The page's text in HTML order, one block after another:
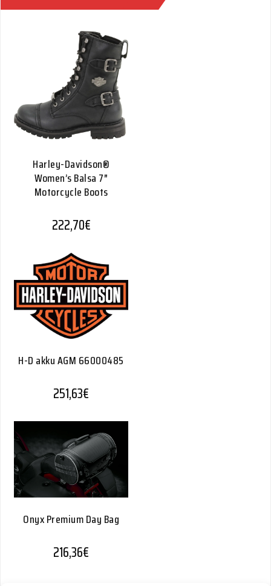
Harley-Davidson®
Women’s Balsa 7″
Motorcycle Boots
222,70€
H-D akku AGM 66000485
251,63€
Onyx Premium Day Bag
216,36€